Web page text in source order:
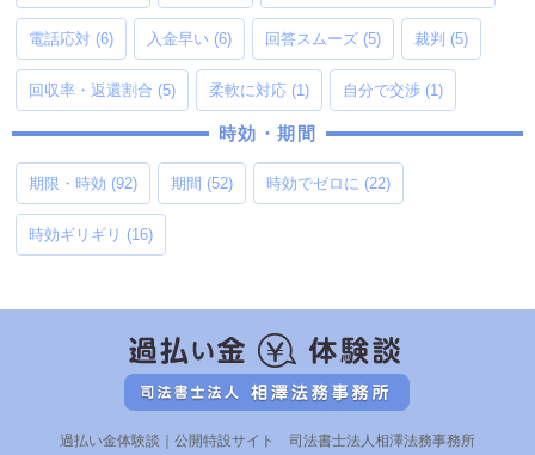
電話応対 (6) 入金早い (6) 回答スムーズ (5) 裁判 (5)
回収率・返還割合 (5) 柔軟に対応 (1) 自分で交渉 (1)
時効・期間
期限・時効 (92) 期間 (52) 時効でゼロに (22)
時効ギリギリ (16)
過払い金体験談｜公開特設サイト 司法書士法人相澤法務事務所